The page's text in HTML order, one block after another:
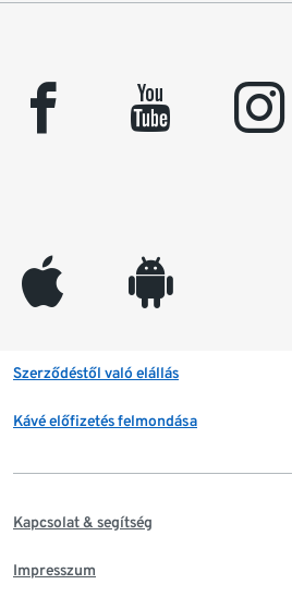
facebook youtube instagram
appleinc android
Szerződéstől való elállás
Kávé előfizetés felmondása
Kapcsolat & segítség
Impresszum